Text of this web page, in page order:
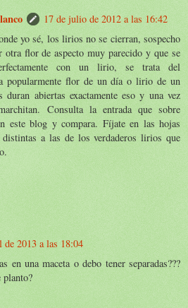
17 de julio de 2012 a las 16:42
yo sé, los lirios no se cierran, sospecho
flor de aspecto muy parecido y que se
con un lirio, se trata del
popularmente flor de un día o lirio de un
abiertas exactamente eso y una vez
Consulta la entrada que sobre
este blog y compara. Fíjate en las hojas
distintas a las de los verdaderos lirios que
de 2013 a las 18:04
en una maceta o debo tener separadas???
planto?